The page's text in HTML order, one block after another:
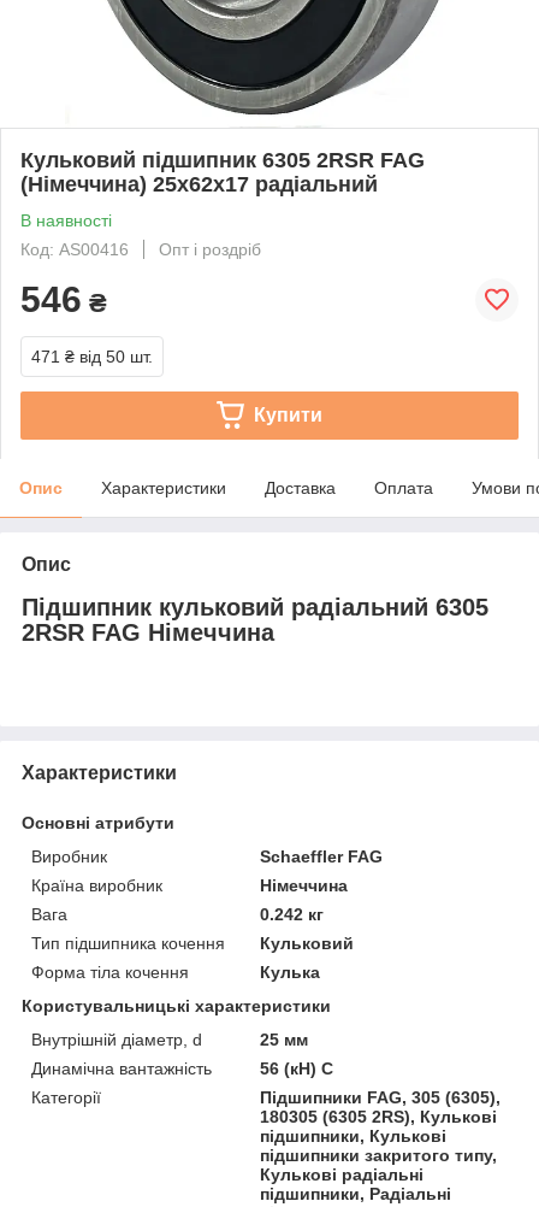
Кульковий підшипник 6305 2RSR FAG
(Німеччина) 25x62x17 радіальний
В наявності
Код: AS00416
Опт і роздріб
546 ₴
471 ₴ від 50 шт.
Купити
Опис Характеристики Доставка Оплата Умови
Опис
Підшипник кульковий радіальний 6305
2RSR FAG Німеччина
Характеристики
Основні атрибути
Виробник
Schaeffler FAG
Країна виробник
Німеччина
Вага
0.242 кг
Тип підшипника кочення
Кульковий
Форма тіла кочення
Кулька
Користувальницькі характеристики
Внутрішній діаметр, d
25 мм
Динамічна вантажність
56 (кН) C
Категорії
Підшипники FAG, 305 (6305),
180305 (6305 2RS), Кулькові
підшипники, Кулькові
підшипники закритого типу,
Кулькові радіальні
підшипники, Радіальні